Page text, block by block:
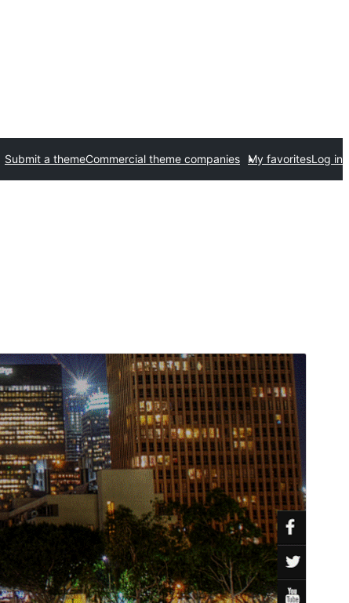
Submit a themeCommercial theme companies My favoritesLog in
ПрегледИзтегляне
Версия
2.1.0
Last updated
януари 21, 2026
Active installations
100+
PHP version
5.3
Theme homepage